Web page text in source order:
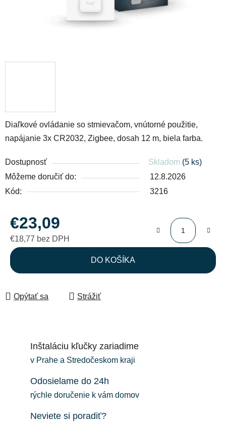
Diaľkové ovládanie so stmievačom, vnútorné použitie,
napájanie 3x CR2032, Zigbee, dosah 12 m, biela farba.
Dostupnosť Skladom (5 ks)
Môžeme doručiť do:
12.8.2026
Kód:
3216
€23,09
€18,77 bez DPH
Jednotková cena:
DO KOŠÍKA
Opýtať sa Strážiť
Inštaláciu kľučky zariadime
v Prahe a Stredočeskom kraji
Odosielame do 24h
rýchle doručenie k vám domov
Neviete si poradiť?